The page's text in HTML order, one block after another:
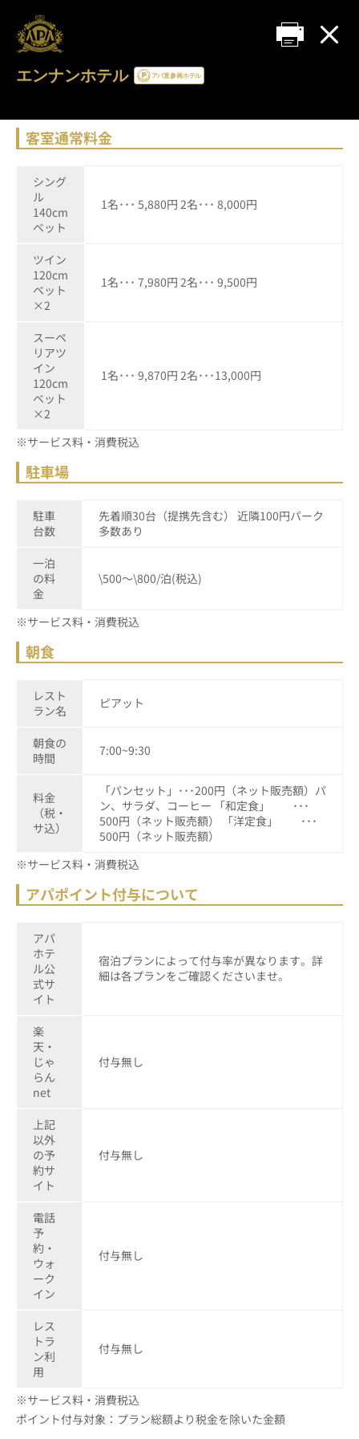
エンナンホテル
客室通常料金
シング
ル
140cm
ベット
1名･･･ 5,880円 2名･･･ 8,000円
ツイン
120cm
ベット
×2
1名･･･ 7,980円 2名･･･ 9,500円
スーペ
リアツ
イン
120cm
ベット
×2
1名･･･ 9,870円 2名･･･13,000円
※サービス料・消費税込
駐車場
駐車
台数
先着順30台（提携先含む） 近隣100円パーク
多数あり
一泊
の料
金
\500～\800/泊(税込)
※サービス料・消費税込
朝食
レスト
ラン名
ピアット
朝食の
時間
7:00~9:30
料金
（税・
サ込）
「パンセット」･･･200円（ネット販売額）パ
ン、サラダ、コーヒー 「和定食」 ･･･
500円（ネット販売額） 「洋定食」 ･･･
500円（ネット販売額）
※サービス料・消費税込
アパポイント付与について
アパ
ホテ
ル公
式サ
イト
宿泊プランによって付与率が異なります。詳
細は各プランをご確認くださいませ。
楽
天・
じゃ
らん
net
付与無し
上記
以外
の予
約サ
イト
付与無し
電話
予
約・
ウォ
ーク
イン
付与無し
レス
トラ
ン利
用
付与無し
※サービス料・消費税込
ポイント付与対象：プラン総額より税金を除いた金額